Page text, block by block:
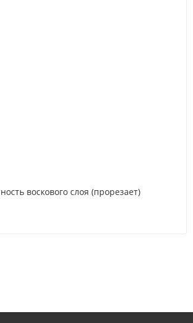
воскового слоя (прорезает)